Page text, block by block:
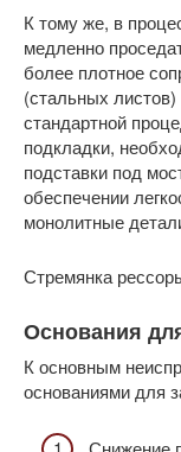
К тому же, в
медленно
более плотное
(стальных
стандартной
подкладки,
подставки под
обеспечении
монолитные
Стремянка
Основания
К основным
основаниями для